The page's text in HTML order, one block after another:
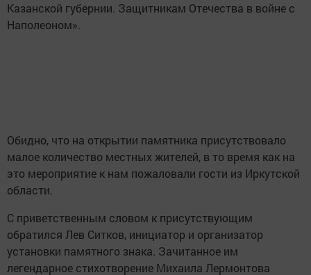
Казанской губернии. Защитникам Отечества в войне с
Наполеоном».
Обидно, что на открытии памятника присутствовало
малое количество местных жителей, в то время как на
это мероприятие к нам пожаловали гости из Иркутской
области.
С приветственным словом к присутствующим
обратился Лев Ситков, инициатор и организатор
установки памятного знака. Зачитанное им
легендарное стихотворение Михаила Лермонтова